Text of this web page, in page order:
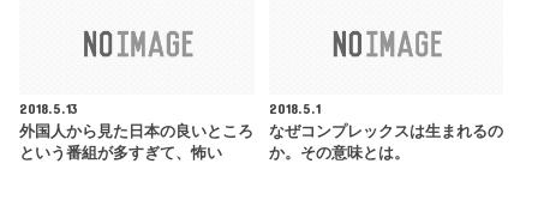
2018.5.13
外国人から見た日本の良いところ
という番組が多すぎて、怖い
2018.5.1
なぜコンプレックスは生まれるの
か。その意味とは。